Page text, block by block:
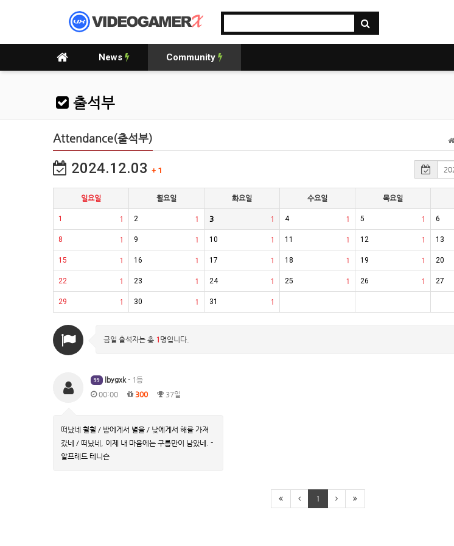
News Community
출석부
Attendance(출석부)
2024.12.03 + 1
일요일 월요일 화요일 수요일 목요일
1
1 1
2 1
3 1
4 1
5 6
1
8 1
9 1
10 1
11 1
12 13
1
15 1
16 1
17 1
18 1
19 20
1
22 1
23 1
24 1
25 1
26 27
1
29 1
30 1
31
금일 출석자는 총 1 명입니다.
99 lbygxk - 1등
00:00
300 37일
떠났네 훨훨 / 밤에게서 별을 / 낮에게서 해를 가져
갔네 / 떠났네, 이제 내 마음에는 구름만이 남았네. -
알프레드 테니슨
1